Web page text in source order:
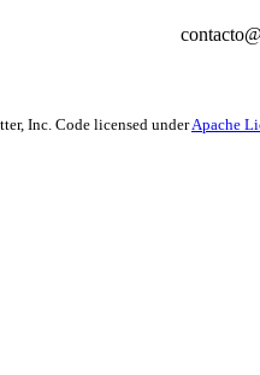
Profit
Inc. Code licensed underApache